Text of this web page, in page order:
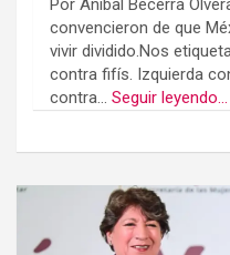
Por Aníbal Becerra
convencieron de que
vivir dividido.Nos
contra fifís. Izquierda
contra... Seguir leyendo...